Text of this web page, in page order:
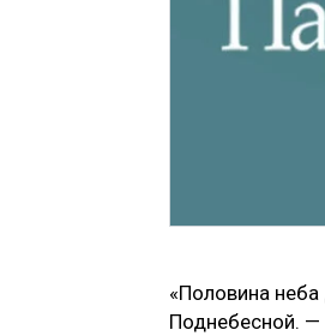
«Половина
Поднебесной.